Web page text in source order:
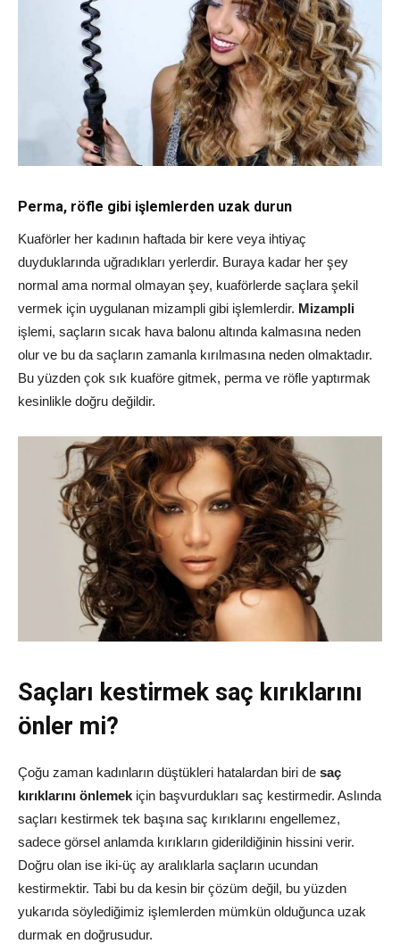
Perma, röfle gibi işlemlerden uzak durun
Kuaförler her kadının haftada bir kere veya ihtiyaç
duyduklarında uğradıkları yerlerdir. Buraya kadar her şey
normal ama normal olmayan şey, kuaförlerde saçlara şekil
vermek için uygulanan mizampli gibi işlemlerdir. Mizampli
işlemi, saçların sıcak hava balonu altında kalmasına neden
olur ve bu da saçların zamanla kırılmasına neden olmaktadır.
Bu yüzden çok sık kuaföre gitmek, perma ve röfle yaptırmak
kesinlikle doğru değildir.
Saçları kestirmek saç kırıklarını
önler mi?
Çoğu zaman kadınların düştükleri hatalardan biri de saç
kırıklarını önlemek için başvurdukları saç kestirmedir. Aslında
saçları kestirmek tek başına saç kırıklarını engellemez,
sadece görsel anlamda kırıkların giderildiğinin hissini verir.
Doğru olan ise iki-üç ay aralıklarla saçların ucundan
kestirmektir. Tabi bu da kesin bir çözüm değil, bu yüzden
yukarıda söylediğimiz işlemlerden mümkün olduğunca uzak
durmak en doğrusudur.